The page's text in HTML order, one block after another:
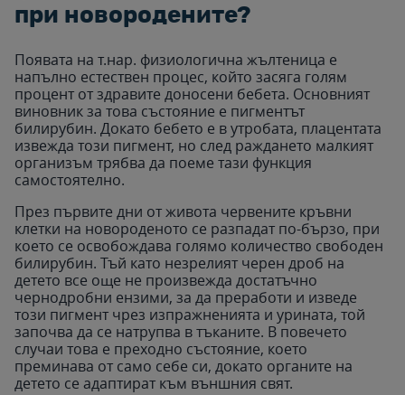
при новородените?
Появата на т.нар. физиологична жълтеница е
напълно естествен процес, който засяга голям
процент от здравите доносени бебета. Основният
виновник за това състояние е пигментът
билирубин. Докато бебето е в утробата, плацентата
извежда този пигмент, но след раждането малкият
организъм трябва да поеме тази функция
самостоятелно.
През първите дни от живота червените кръвни
клетки на новороденото се разпадат по-бързо, при
което се освобождава голямо количество свободен
билирубин. Тъй като незрелият черен дроб на
детето все още не произвежда достатъчно
чернодробни ензими, за да преработи и изведе
този пигмент чрез изпражненията и урината, той
започва да се натрупва в тъканите. В повечето
случаи това е преходно състояние, което
преминава от само себе си, докато органите на
детето се адаптират към външния свят.